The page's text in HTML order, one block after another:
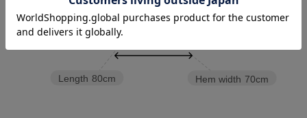
Hem width 70cm
Length 80cm